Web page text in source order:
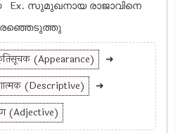
സുമുഖനായ രാജാവിനെ
(Appearance)
➜
(Descriptive)
➜
(Adjective)